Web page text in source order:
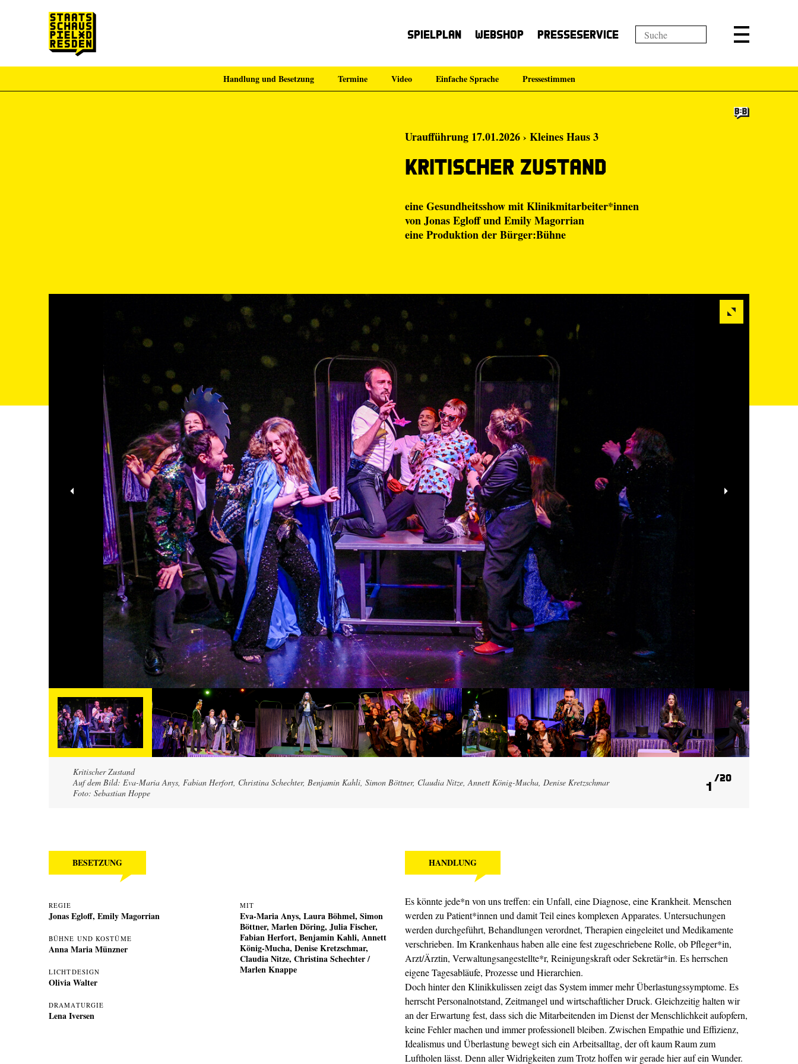
Spielplan Webshop Presseservice
Handlung und Besetzung Termine Video Einfache Sprache Pressestimmen
Uraufführung 17.01.2026 › Kleines Haus 3
Kritischer Zustand
eine Gesundheitsshow mit Klinikmitarbeiter*innen
vonJonas EgloffundEmily Magorrian
eine Produktion derBürger:Bühne
Kritischer Zustand
Auf dem Bild: Eva-Maria Anys, Fabian Herfort, Christina Schechter, Benjamin Kahli, Simon Böttner, Claudia Nitze, Annett König-Mucha, Denise Kretzschmar
Foto: Sebastian Hoppe
1
20
HANDLUNG
Es könnte jede*n von uns treffen: ein Unfall, eine Diagnose, eine Krankheit. Menschen
werden zu Patient*innen und damit Teil eines komplexen Apparates. Untersuchungen
werden durchgeführt, Behandlungen verordnet, Therapien eingeleitet und Medikamente
verschrieben. Im Krankenhaus haben alle eine fest zugeschriebene Rolle, ob Pfleger*in,
Arzt/Ärztin, Verwaltungsangestellte*r, Reinigungskraft oder Sekretär*in. Es herrschen
eigene Tagesabläufe, Prozesse und Hierarchien.
Doch hinter den Klinikkulissen zeigt das System immer mehr Überlastungssymptome. Es
herrscht Personalnotstand, Zeitmangel und wirtschaft­licher Druck. Gleichzeitig halten wir
an der Erwartung fest, dass sich die Mitarbeitenden im Dienst der Menschlichkeit aufopfern,
keine Fehler machen und immer professionell bleiben. Zwischen Empathie und Effizienz,
Idealismus und Überlastung bewegt sich ein Arbeitsalltag, der oft kaum Raum zum
Luftholen lässt. Denn aller Widrigkeiten zum Trotz hoffen wir gerade hier auf ein Wunder.
BESETZUNG
REGIE
Jonas Egloff, Emily Magorrian
BÜHNE UND KOSTÜME
Anna Maria Münzner
LICHTDESIGN
Olivia Walter
DRAMATURGIE
Lena Iversen
MIT
Eva-Maria Anys, Laura Böhmel, Simon
Böttner, Marlen Döring, Julia Fischer,
Fabian Herfort, Benjamin Kahli, Annett
König-Mucha, Denise Kretzschmar,
Claudia Nitze, Christina Schechter /
Marlen Knappe